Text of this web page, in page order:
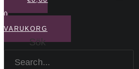
0
VARUKORG
Sök